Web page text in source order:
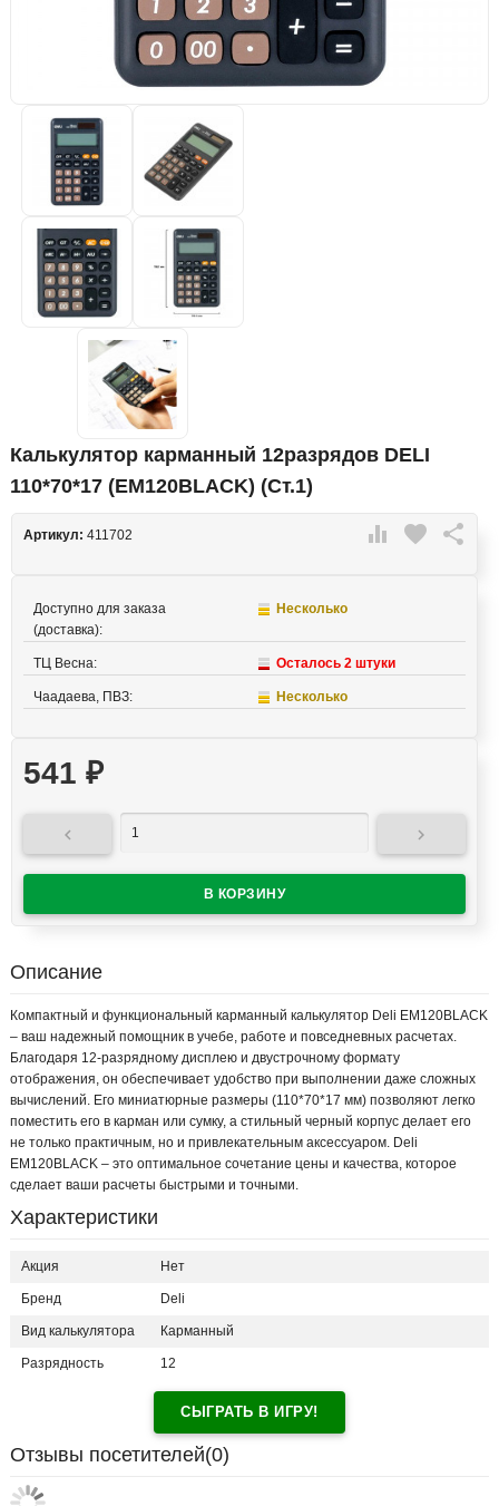
Калькулятор карманный 12разрядов DELI
110*70*17 (EM120BLACK) (Ст.1)
 favorite 
Артикул: 411702
Доступно для заказа
(доставка):
Несколько
ТЦ Весна: Осталось 2 штуки
Чаадаева, ПВЗ: Несколько
541 ₽
 
Описание
Компактный и функциональный карманный калькулятор Deli EM120BLACK
– ваш надежный помощник в учебе, работе и повседневных расчетах.
Благодаря 12-разрядному дисплею и двустрочному формату
отображения, он обеспечивает удобство при выполнении даже сложных
вычислений. Его миниатюрные размеры (110*70*17 мм) позволяют легко
поместить его в карман или сумку, а стильный черный корпус делает его
не только практичным, но и привлекательным аксессуаром. Deli
EM120BLACK – это оптимальное сочетание цены и качества, которое
сделает ваши расчеты быстрыми и точными.
Характеристики
Акция Нет
Бренд Deli
Вид калькулятора Карманный
Разрядность 12
СЫГРАТЬ В ИГРУ!
Отзывы посетителей(0)